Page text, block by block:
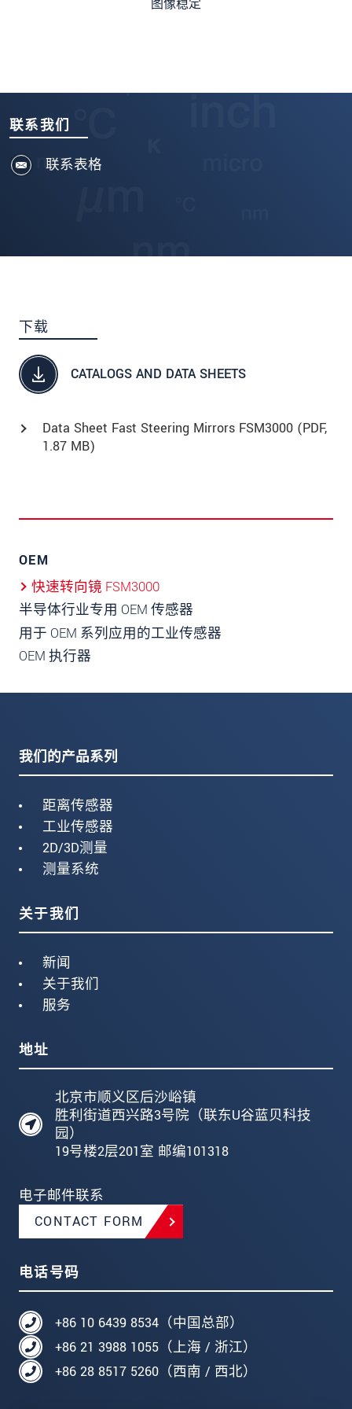
图像稳定
联系我们
联系表格
下载
CATALOGS AND DATA SHEETS
Data Sheet Fast Steering Mirrors FSM3000 (PDF,
1.87 MB)
OEM
快速转向镜 FSM3000
半导体行业专用 OEM 传感器
用于 OEM 系列应用的工业传感器
OEM 执行器
我们的产品系列
距离传感器
工业传感器
2D/3D测量
测量系统
关于我们
新闻
关于我们
服务
地址
北京市顺义区后沙峪镇
胜利街道西兴路3号院（联东U谷蓝贝科技
园）
19号楼2层201室 邮编101318
电子邮件联系
CONTACT FORM
电话号码
+86 10 6439 8534（中国总部）
+86 21 3988 1055（上海 / 浙江）
+86 28 8517 5260（西南 / 西北）